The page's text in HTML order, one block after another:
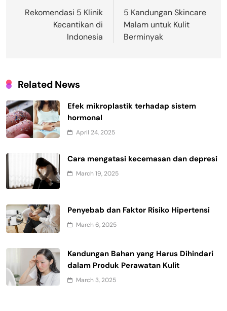
navigation
Rekomendasi 5 Klinik
Kecantikan di
Indonesia
5 Kandungan Skincare
Malam untuk Kulit
Berminyak
Related News
Efek mikroplastik terhadap sistem
hormonal
April 24, 2025
Cara mengatasi kecemasan dan depresi
March 19, 2025
Penyebab dan Faktor Risiko Hipertensi
March 6, 2025
Kandungan Bahan yang Harus Dihindari
dalam Produk Perawatan Kulit
March 3, 2025